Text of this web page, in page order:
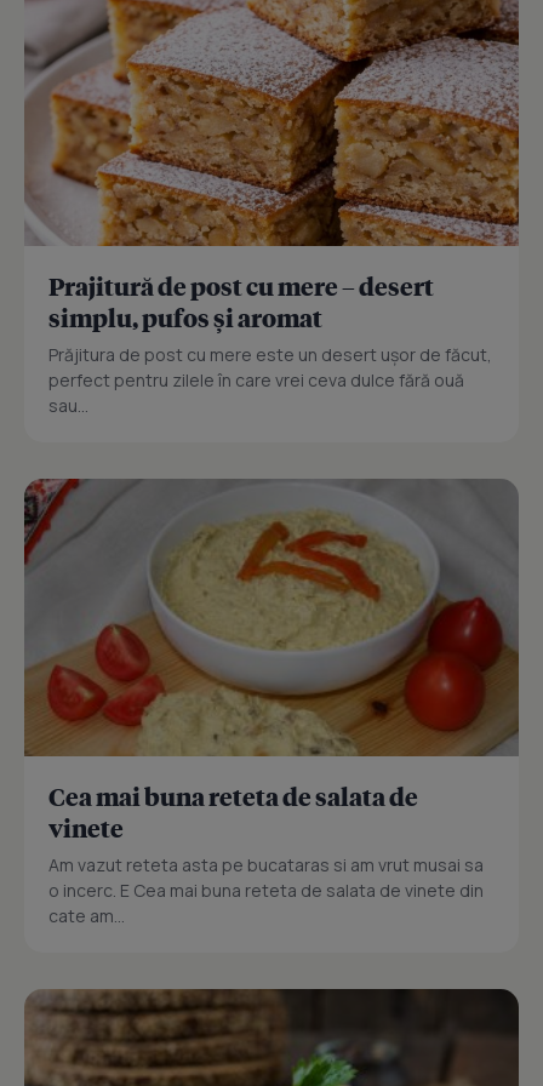
Prajitură de post cu mere – desert
simplu, pufos și aromat
Prăjitura de post cu mere este un desert ușor de făcut,
perfect pentru zilele în care vrei ceva dulce fără ouă
sau...
Cea mai buna reteta de salata de
vinete
Am vazut reteta asta pe bucataras si am vrut musai sa
o incerc. E Cea mai buna reteta de salata de vinete din
cate am...